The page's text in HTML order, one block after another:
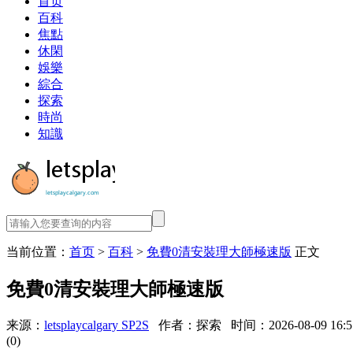
百科
焦點
休閑
娛樂
綜合
探索
時尚
知識
当前位置： 首页 > 百科 > 免費0清安裝理大師極速版 正文
免費0清安裝理大師極速版
来源： letsplaycalgary SP2S 作者：探索
时间：2026-08-09
(0)